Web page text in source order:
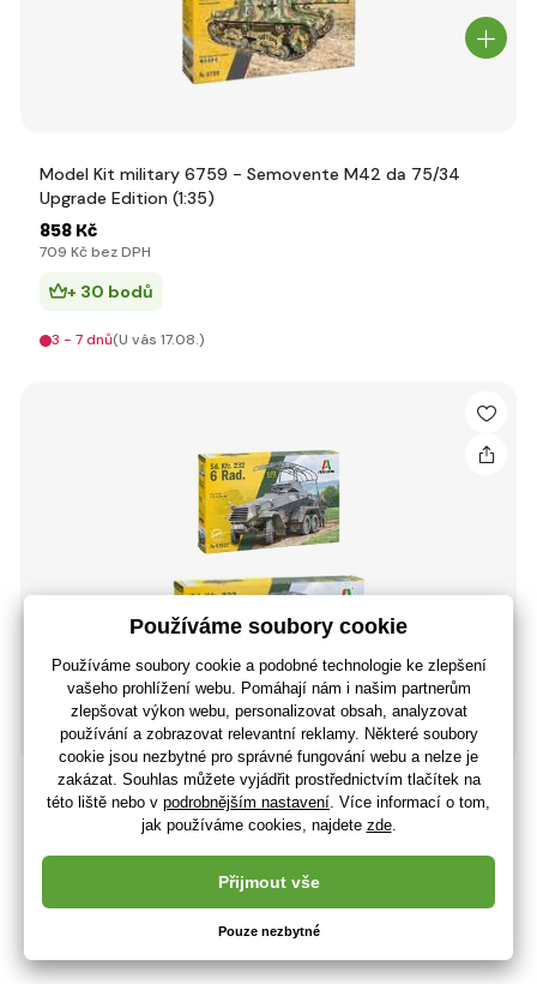
Model Kit military 6759 - Semovente M42 da 75/34
Upgrade Edition (1:35)
858 Kč
709 Kč bez DPH
+ 30 bodů
3 - 7 dnů(U vás 17.08.)
Model Kit military 97032 - Sd.Kfz. 232. 6 Rad (1:72)
328 Kč bez DPH